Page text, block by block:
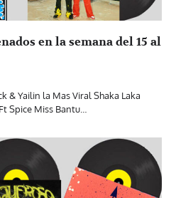
en la semana del 15 al
& Yailin la Mas Viral Shaka Laka
Spice Miss Bantu…